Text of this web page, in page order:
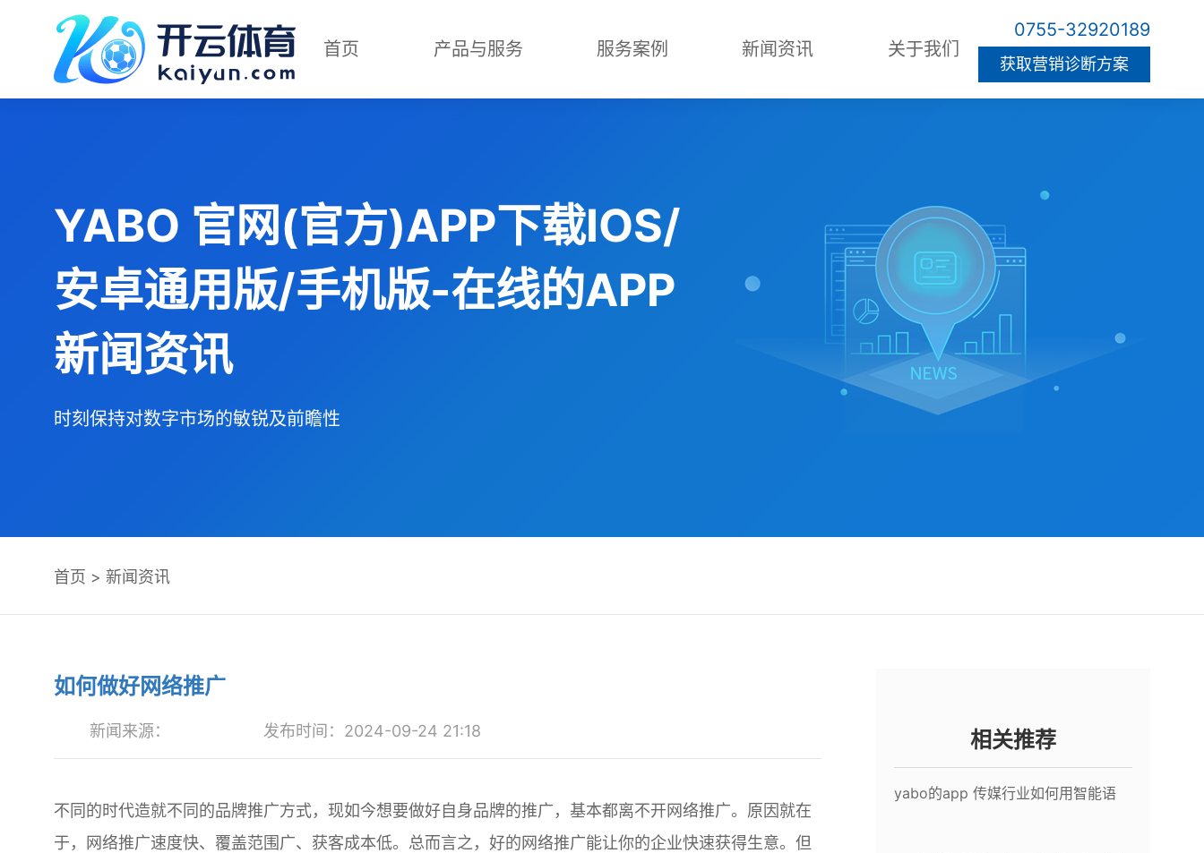
首页 产品与服务 服务案例 新闻资讯 关于我们
0755-32920189
获取营销诊断方案
YABO 官网(官方)APP下载IOS/
安卓通用版/手机版-在线的APP
新闻资讯
时刻保持对数字市场的敏锐及前瞻性
首页 > 新闻资讯
如何做好网络推广
新闻来源： 发布时间：2024-09-24 21:18
不同的时代造就不同的品牌推广方式，现如今想要做好自身品牌的推广，基本都离不开网络推广。原因就在
于，网络推广速度快、覆盖范围广、获客成本低。总而言之，好的网络推广能让你的企业快速获得生意。但
相关推荐
yabo的app 传媒行业如何用智能语